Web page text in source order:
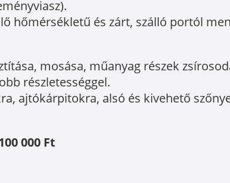
hőmérsékletű és zárt, szálló portól
mosása, műanyag részek
részletességgel.
ajtókárpitokra, alsó és kivehető
000 Ft